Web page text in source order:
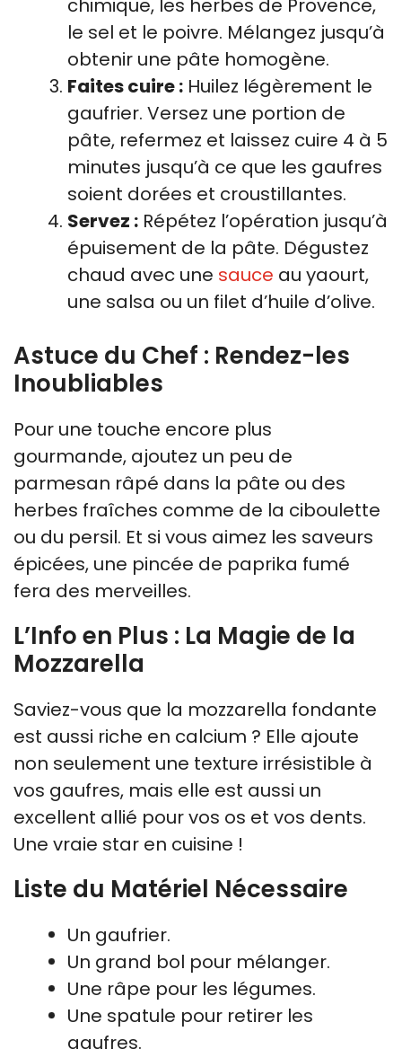
chimique, les herbes de Provence,
le sel et le poivre. Mélangez jusqu’à
obtenir une pâte homogène.
Faites cuire : Huilez légèrement le
gaufrier. Versez une portion de
pâte, refermez et laissez cuire 4 à 5
minutes jusqu’à ce que les gaufres
soient dorées et croustillantes.
Servez : Répétez l’opération jusqu’à
épuisement de la pâte. Dégustez
chaud avec une sauce au yaourt,
une salsa ou un filet d’huile d’olive.
Astuce du Chef : Rendez-les
Inoubliables
Pour une touche encore plus
gourmande, ajoutez un peu de
parmesan râpé dans la pâte ou des
herbes fraîches comme de la ciboulette
ou du persil. Et si vous aimez les saveurs
épicées, une pincée de paprika fumé
fera des merveilles.
L’Info en Plus : La Magie de la
Mozzarella
Saviez-vous que la mozzarella fondante
est aussi riche en calcium ? Elle ajoute
non seulement une texture irrésistible à
vos gaufres, mais elle est aussi un
excellent allié pour vos os et vos dents.
Une vraie star en cuisine !
Liste du Matériel Nécessaire
Un gaufrier.
Un grand bol pour mélanger.
Une râpe pour les légumes.
Une spatule pour retirer les
gaufres.